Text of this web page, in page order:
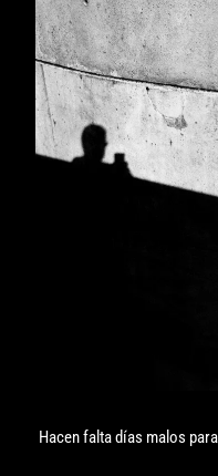
Hacen falta días malos